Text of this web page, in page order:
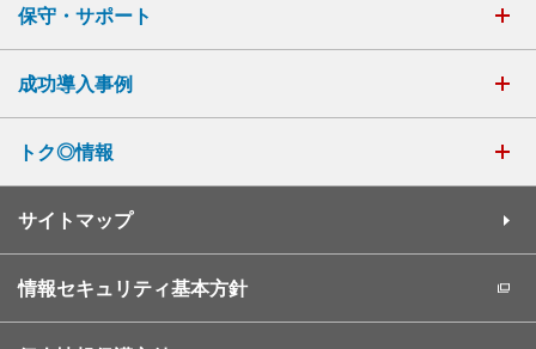
保守・サポート
成功導入事例
トク◎情報
サイトマップ
情報セキュリティ基本方針